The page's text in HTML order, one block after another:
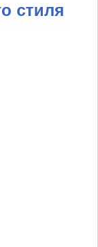
стиля